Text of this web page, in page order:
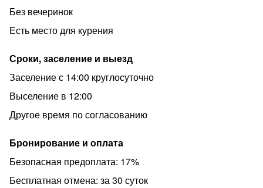
Без вечеринок
Есть место для курения
Сроки, заселение и выезд
Заселение с 14:00 круглосуточно
Выселение в 12:00
Другое время по согласованию
Бронирование и оплата
Безопасная предоплата: 17%
Бесплатная отмена: за 30 суток